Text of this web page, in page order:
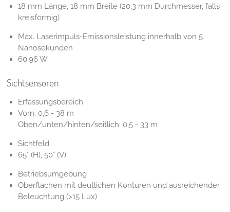
18 mm Länge, 18 mm Breite (20,3 mm Durchmesser, falls
kreisförmig)
Max. Laserimpuls-Emissionsleistung innerhalb von 5
Nanosekunden
60,96 W
Sichtsensoren
Erfassungsbereich
Vorn: 0,6 - 38 m
Oben/unten/hinten/seitlich: 0,5 - 33 m
Sichtfeld
65° (H), 50° (V)
Betriebsumgebung
Oberflächen mit deutlichen Konturen und ausreichender
Beleuchtung (>15 Lux)